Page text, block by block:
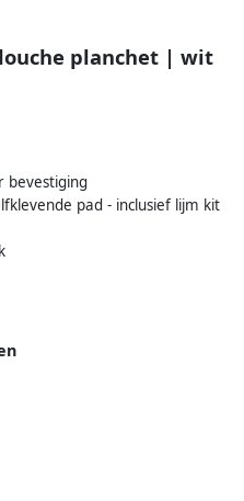
planchet | wit
bevestiging
pad - inclusief lijm kit